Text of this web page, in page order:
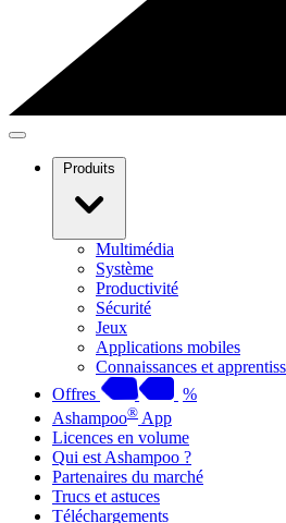
Produits
Multimédia
Système
Productivité
Sécurité
Jeux
Applications mobiles
Connaissances et
Offres
%
Ashampoo® App
Licences en volume
Qui est Ashampoo ?
Partenaires du marché
Trucs et astuces
Téléchargements